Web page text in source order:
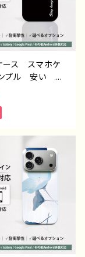
ース スマホケ
プル 安い か
しゃれ クー
高校生 男
おすすめ 人
12/11 AQUOS s
6 Xperia Go
Galaxy And
ロイド ケー
ンド オリジナ
ン グッズ タイ
プル スマホケース
J1-9